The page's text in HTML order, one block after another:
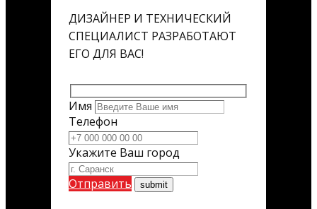
ДИЗАЙНЕР И ТЕХНИЧЕСКИЙ
СПЕЦИАЛИСТ РАЗРАБОТАЮТ
ЕГО ДЛЯ ВАС!
Имя
Телефон
Укажите Ваш город
Отправить